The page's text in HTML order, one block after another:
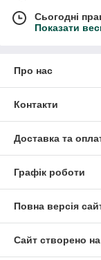
Сьогодні
Показати
Про нас
Контакти
Доставка та
Графік роботи
Повна версія
Сайт створено